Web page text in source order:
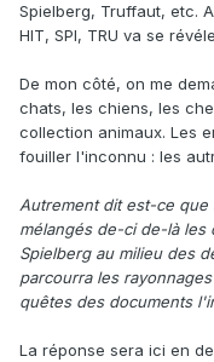
Spielberg, Truffaut, etc.
HIT, SPI, TRU va se
De mon côté, on me
chats, les chiens, les
collection animaux. Les
fouiller l'inconnu : les
Autrement dit est-ce
mélangés de-ci de-là
Spielberg au milieu des
parcourra les
quêtes des documents
La réponse sera ici en